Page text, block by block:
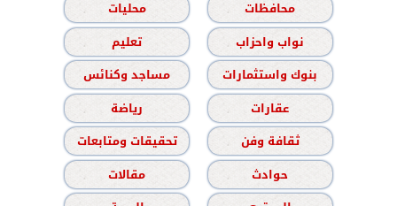
محافظات
محليات
نواب واحزاب
تعليم
بنوك واستثمارات
مساجد وكنائس
عقارات
رياضة
ثقافة وفن
تحقيقات ومتابعات
حوادث
مقالات